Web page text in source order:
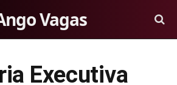
Vagas
Executiva